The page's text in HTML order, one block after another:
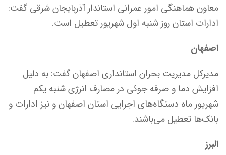
معاون هماهنگی امور عمرانی استاندار آذربایجان شرقی گفت:
ادارات استان روز شنبه اول شهریور تعطیل است.
اصفهان
مدیرکل مدیریت بحران استانداری اصفهان گفت: به دلیل
افزایش دما و صرفه جوئی در مصارف انرژی شنبه یکم
شهریور ماه دستگاه‌های اجرایی استان اصفهان و نیز ادارات و
بانک‌ها تعطیل می‌باشند.
البرز